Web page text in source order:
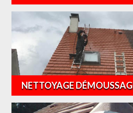
NETTOYAGE